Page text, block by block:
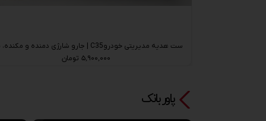
۵,۹۰۰,۰۰۰ تومان
پاور بانک